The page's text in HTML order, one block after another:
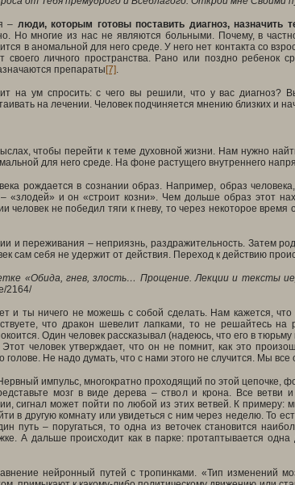
– люди, которым готовы поставить диагноз, назначить
Но многие из нас не являются больными. Почему, в
в аномальной для него среде. У него нет контакта со
личного пространства. Рано или поздно ребенок
препараты [7].
на ум спросить: с чего вы решили, что у вас диагноз?
на лечении. Человек подчиняется мнению близких и
чтобы перейти к теме духовной жизни. Нам нужно
для него среде. На фоне растущего внутреннего
рождается в сознании образ. Например, образ
«злодей» и он «строит козни». Чем дольше образ этот
человек не победил тяги к гневу, то через некоторое время
и переживания – неприязнь, раздражительность. Затем
сам себя не удержит от действия. Переход к действию
«Обида, гнев, злость… Прощение. Лекции и тексты
2164/
и ты ничего не можешь с собой сделать. Нам кажется,
что дракон шевелит лапками, то не решайтесь на
Один человек рассказывал (надеюсь, что его в
человек утверждает, что он не помнит, как это
Не надо думать, что с нами этого не случится. Мы все
импульс, многократно проходящий по этой цепочке,
мозг в виде дерева – ствол и крона. Все ветви
сигнал может пойти по любой из этих ветвей. К примеру:
в другую комнату или увидеться с ним через неделю. То
путь – поругаться, то одна из веточек становится
А дальше происходит как в парке: протаптывается
нейронный путей с тропинками. «Тип изменений